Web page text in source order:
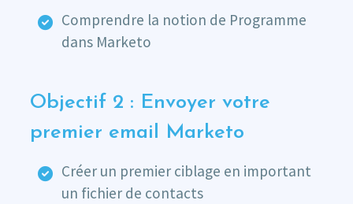
Comprendre la notion de Programme
dans Marketo
Objectif 2 : Envoyer votre
premier email Marketo
Créer un premier ciblage en important
un fichier de contacts